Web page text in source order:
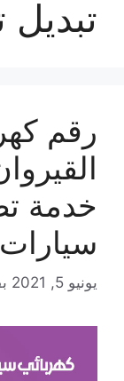
تبديل
رقم
خدمة
يونيو 5, 2021